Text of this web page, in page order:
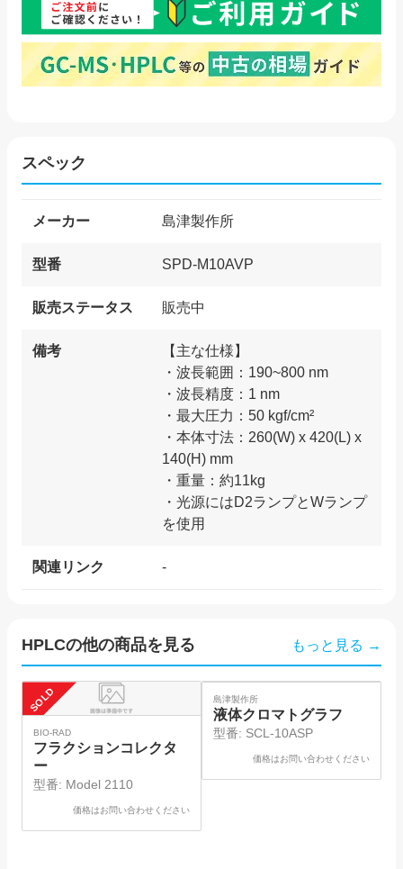
スペック
メーカー 島津製作所
型番 SPD-M10AVP
販売ステータス 販売中
備考
【主な仕様】
・波長範囲：190~800 nm
・波長精度：1 nm
・最大圧力：50 kgf/cm²
・本体寸法：260(W) x 420(L) x
140(H) mm
・重量：約11kg
・光源にはD2ランプとWランプ
関連リンク -
HPLCの他の商品を見る もっと見る →
SOLD
BIO-RAD
フラクションコレクタ
ー
型番: Model 2110
価格はお問い合わせください
SOLD
島津製作所
液体クロマトグラフ
型番: SCL-10ASP
価格はお問い合わせください